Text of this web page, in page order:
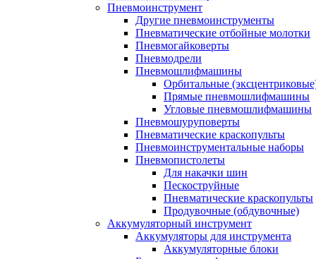
Пневмоинструмент
Другие пневмоинструменты
Пневматические отбойные молотки
Пневмогайковерты
Пневмодрели
Пневмошлифмашины
Орбитальные
Прямые пневмошлифмашины
Угловые пневмошлифмашины
Пневмошуруповерты
Пневматические краскопульты
Пневмоинструментальные наборы
Пневмопистолеты
Для накачки шин
Пескоструйные
Пневматические краскопульты
Продувочные (обдувочные)
Аккумуляторный инструмент
Аккумуляторы для инструмента
Аккумуляторные блоки